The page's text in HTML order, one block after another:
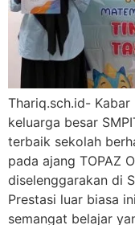
Thariq.sch.id-
keluarga besar
terbaik sekolah
pada ajang TOPAZ
diselenggarakan di
Prestasi luar biasa
semangat belajar